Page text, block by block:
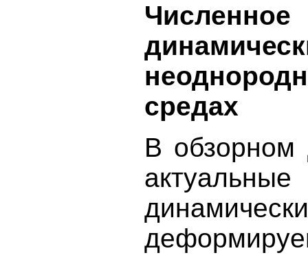
средах
В обзорном